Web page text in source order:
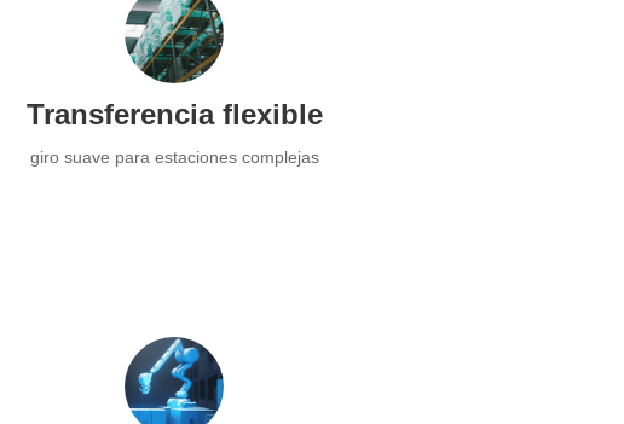
Transferencia flexible
giro suave para estaciones complejas